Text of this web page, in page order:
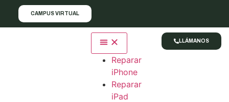
CAMPUS VIRTUAL
Reparar
iPhone
Reparar
iPad
LLÁMANOS